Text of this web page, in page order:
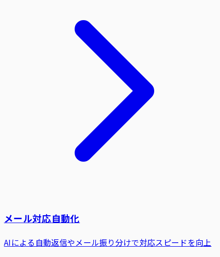
メール対応自動化
AIによる自動返信やメール振り分けで対応スピードを向上